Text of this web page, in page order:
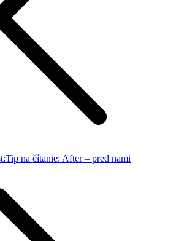
Tip na čítanie: After – pred nami